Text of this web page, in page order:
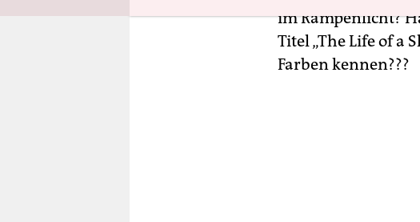
im Rampenlicht?
Titel „The Life of a
Farben kennen???